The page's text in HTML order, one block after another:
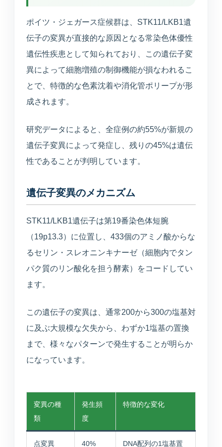
ポイツ・ジェガース症候群は、STK11/LKB1遺
伝子の変異が直接的な原因となる常染色体優性
遺伝性疾患として知られており、この遺伝子変
異によって細胞増殖の制御機能が損なわれるこ
とで、特徴的な色素沈着や消化管ポリープが形
成されます。
研究データによると、全症例の約55%が新規の
遺伝子変異によって発症し、残りの45%は遺伝
性であることが判明しています。
遺伝子変異のメカニズム
STK11/LKB1遺伝子は第19番染色体短腕
（19p13.3）に位置し、433個のアミノ酸からな
るセリン・スレオニンキナーゼ（細胞内でタン
パク質のリン酸化を担う酵素）をコードしてい
ます。
この遺伝子の変異は、通常200から300の塩基対
に及ぶ大規模な欠失から、わずか1塩基の置換
まで、様々なパターンで発生することが明らか
になっています。
変異の種
類
発生頻
度
特徴的な変化
点変異 40%
DNA配列の1塩基置